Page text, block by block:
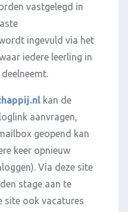
vastgelegd in
ingevuld via het
iedere leerling in
kan de
aanvragen,
geopend kan
keer opnieuw
Via deze site
stage aan te
site ook vacatures